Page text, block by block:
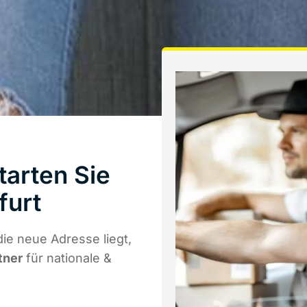
Sie
neue Adresse liegt,
für nationale &